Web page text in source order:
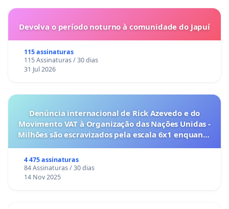
Devolva o período noturno à comunidade do Japuí
115 assinaturas
115 Assinaturas / 30 dias
31 Jul 2026
Denúncia internacional de Rick Azevedo e do
Movimento VAT à Organização das Nações Unidas -
Milhões são escravizados pela escala 6x1 enquanto
4 475 assinaturas
84 Assinaturas / 30 dias
14 Nov 2025